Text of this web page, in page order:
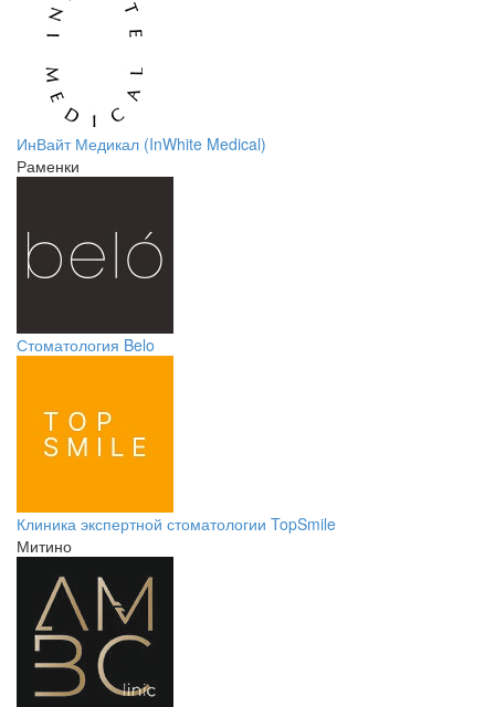
ИнВайт Медикал (InWhite Medical)
Раменки
Стоматология Belo
Клиника экспертной стоматологии TopSmile
Митино